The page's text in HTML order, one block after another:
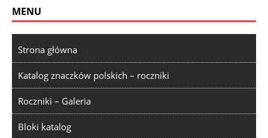
MENU
Strona główna
Katalog znaczków polskich – roczniki
Roczniki – Galeria
Bloki katalog